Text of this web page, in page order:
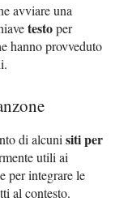
avviare una
testoper
hanno provveduto
di alcunisiti per
utili ai
per integrare le
al contesto.